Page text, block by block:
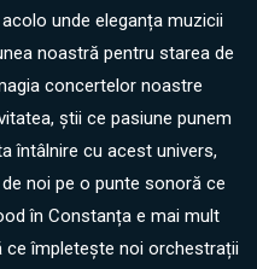
unde eleganța muzicii
noastră pentru starea de
concertelor noastre
știi ce pasiune punem
întâlnire cu acest univers,
noi pe o punte sonoră ce
în Constanța e mai mult
împletește noi orchestrații